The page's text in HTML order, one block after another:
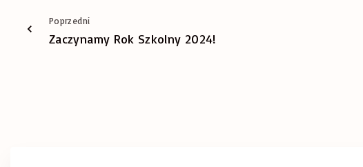
Poprzedni
Zaczynamy Rok Szkolny 2024!